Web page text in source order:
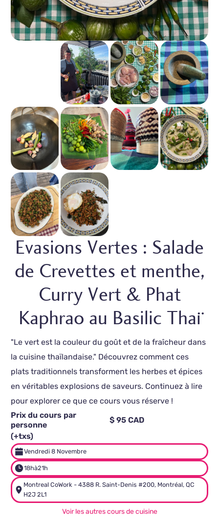
Evasions Vertes : Salade
de Crevettes et menthe,
Curry Vert & Phat
Kaphrao au Basilic Thaï
"Le vert est la couleur du goût et de la fraîcheur dans
la cuisine thaïlandaise." Découvrez comment ces
plats traditionnels transforment les herbes et épices
en véritables explosions de saveurs. Continuez à lire
pour explorer ce que ce cours vous réserve !
Prix du cours par
personne
$ 95 CAD
(+txs)
Vendredi 8 Novembre
18hà21h
Montreal CoWork - 4388 R. Saint-Denis #200, Montréal, QC
H2J 2L1
Voir les autres cours de cuisine